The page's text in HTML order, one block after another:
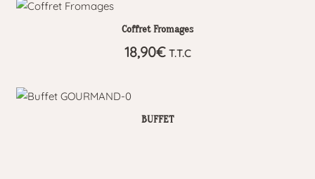
Coffret Fromages
18,90€ T.T.C
BUFFET